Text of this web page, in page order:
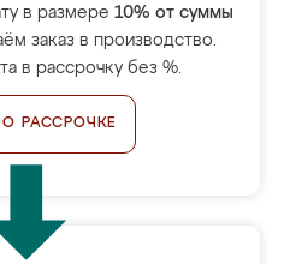
в размере 10% от суммы
заказ в производство.
в рассрочку без %.
О РАССРОЧКЕ